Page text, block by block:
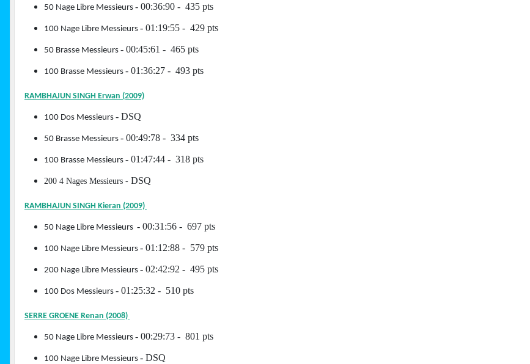
50 Nage Libre Messieurs - 00:36:90 - 435 pts
100 Nage Libre Messieurs - 01:19:55 - 429 pts
50 Brasse Messieurs - 00:45:61 - 465 pts
100 Brasse Messieurs - 01:36:27 - 493 pts
RAMBHAJUN SINGH Erwan (2009)
100 Dos Messieurs - DSQ
50 Brasse Messieurs - 00:49:78 - 334 pts
100 Brasse Messieurs - 01:47:44 - 318 pts
200 4 Nages Messieurs - DSQ
RAMBHAJUN SINGH Kieran (2009)
50 Nage Libre Messieurs - 00:31:56 - 697 pts
100 Nage Libre Messieurs - 01:12:88 - 579 pts
200 Nage Libre Messieurs - 02:42:92 - 495 pts
100 Dos Messieurs - 01:25:32 - 510 pts
SERRE GROENE Renan (2008)
50 Nage Libre Messieurs - 00:29:73 - 801 pts
100 Nage Libre Messieurs - DSQ